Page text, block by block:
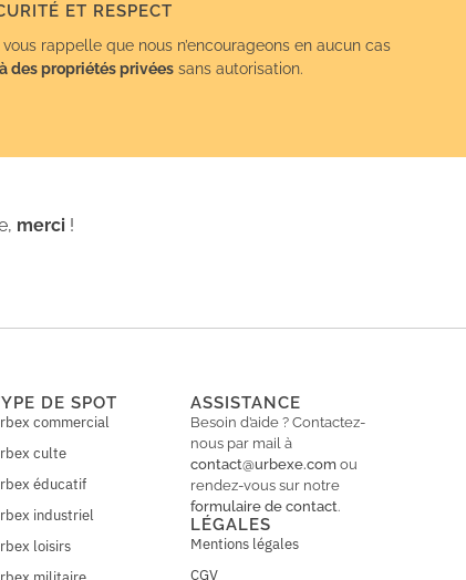
ET RESPECT
rappelle que nous n’encourageons en aucun cas
des propriétés privéessans autorisation.
merci !
DE SPOT
commercial
culte
éducatif
industriel
loisirs
ASSISTANCE
Besoin d’aide ? Contactez-
nous par mail à
contact@urbexe.com ou
rendez-vous sur notre
formulaire de contact.
LÉGALES
Mentions légales
CGV